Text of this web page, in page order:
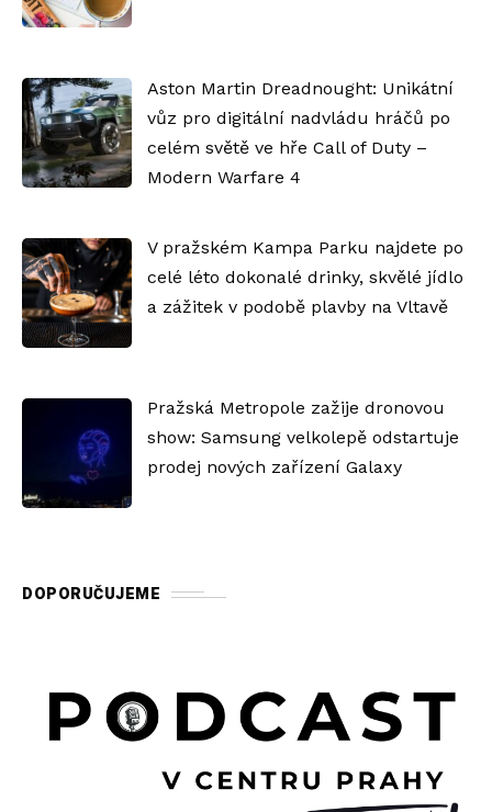
Aston Martin Dreadnought: Unikátní
vůz pro digitální nadvládu hráčů po
celém světě ve hře Call of Duty –
Modern Warfare 4
V pražském Kampa Parku najdete po
celé léto dokonalé drinky, skvělé jídlo
a zážitek v podobě plavby na Vltavě
Pražská Metropole zažije dronovou
show: Samsung velkolepě odstartuje
prodej nových zařízení Galaxy
DOPORUČUJEME